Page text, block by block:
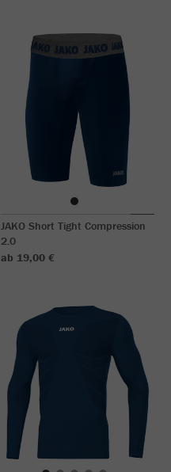
JAKO Short Tight Compression
2.0
ab 19,00 €